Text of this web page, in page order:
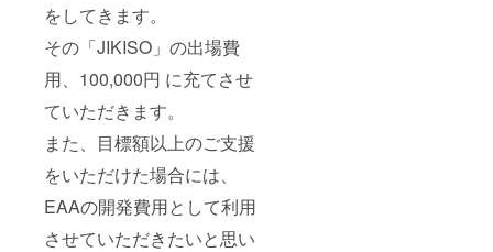
をしてきます。
その「JIKISO」の出場費
用、100,000円 に充てさせ
ていただきます。
また、目標額以上のご支援
をいただけた場合には、
EAAの開発費用として利用
させていただきたいと思い